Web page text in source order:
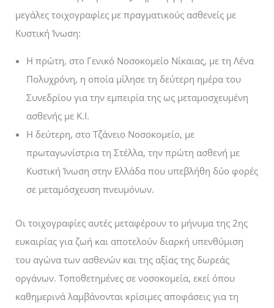
μεγάλες τοιχογραφίες με πραγματικούς ασθενείς με
Κυστική Ίνωση:
Η πρώτη, στο Γενικό Νοσοκομείο Νίκαιας, με τη Λένα
Πολυχρόνη, η οποία μίλησε τη δεύτερη ημέρα του
Συνεδρίου για την εμπειρία της ως μεταμοσχευμένη
ασθενής με Κ.Ι.
Η δεύτερη, στο Τζάνειο Νοσοκομείο, με
πρωταγωνίστρια τη Στέλλα, την πρώτη ασθενή με
Κυστική Ίνωση στην Ελλάδα που υπεβλήθη δύο φορές
σε μεταμόσχευση πνευμόνων.
Οι τοιχογραφίες αυτές μεταφέρουν το μήνυμα της 2ης
ευκαιρίας για ζωή και αποτελούν διαρκή υπενθύμιση
του αγώνα των ασθενών και της αξίας της δωρεάς
οργάνων. Τοποθετημένες σε νοσοκομεία, εκεί όπου
καθημερινά λαμβάνονται κρίσιμες αποφάσεις για τη